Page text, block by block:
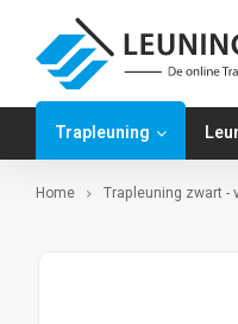
Trapleuning
Home Trapleuning zwart -